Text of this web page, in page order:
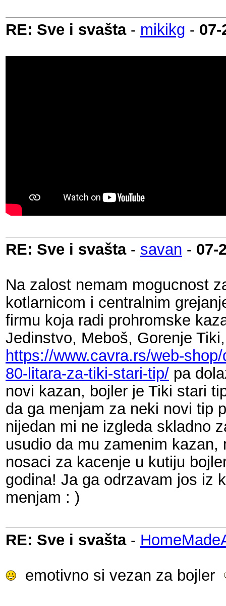
RE: Sve i svašta- mikikg - 07-
RE: Sve i svašta- savan - 07-
Na zalost nemam mogucnost
kotlarnicom i centralnim
firmu koja radi prohromske
Jedinstvo, Meboš, Gorenje
https://www.cavra.rs/web-
80-litara-za-tiki-stari-tip/ pa
novi kazan, bojler je Tiki stari
da ga menjam za neki novi tip
nijedan mi ne izgleda skladno
usudio da mu zamenim
nosaci za kacenje u kutiju
godina! Ja ga odrzavam jos iz
menjam : )
RE: Sve i svašta-
emotivno si vezan za bojler